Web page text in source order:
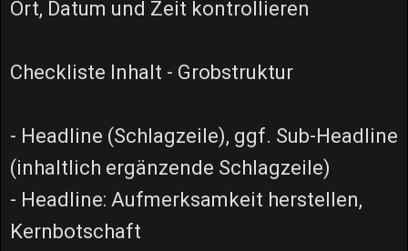
Ort, Datum und Zeit kontrollieren
Checkliste Inhalt - Grobstruktur
- Headline (Schlagzeile), ggf. Sub-Headline
(inhaltlich ergänzende Schlagzeile)
- Headline: Aufmerksamkeit herstellen,
Kernbotschaft